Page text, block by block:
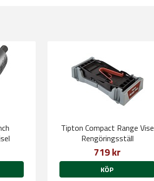
Tipton Compact Range Vise
Rengöringsställ
719 kr
KÖP